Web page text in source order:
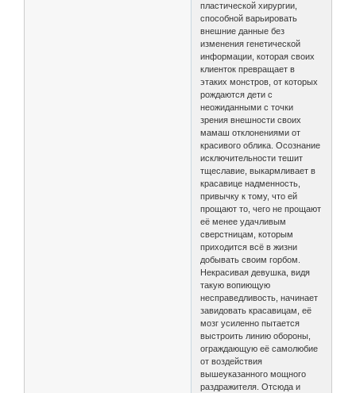
пластической хирургии,
способной варьировать
внешние данные без
изменения генетической
информации, которая своих
клиенток превращает в
этаких монстров, от которых
рождаются дети с
неожиданными с точки
зрения внешности своих
мамаш отклонениями от
красивого облика. Осознание
исключительности тешит
тщеславие, выкармливает в
красавице надменность,
привычку к тому, что ей
прощают то, чего не прощают
её менее удачливым
сверстницам, которым
приходится всё в жизни
добывать своим горбом.
Некрасивая девушка, видя
такую вопиющую
несправедливость, начинает
завидовать красавицам, её
мозг усиленно пытается
выстроить линию обороны,
ограждающую её самолюбие
от воздействия
вышеуказанного мощного
раздражителя. Отсюда и